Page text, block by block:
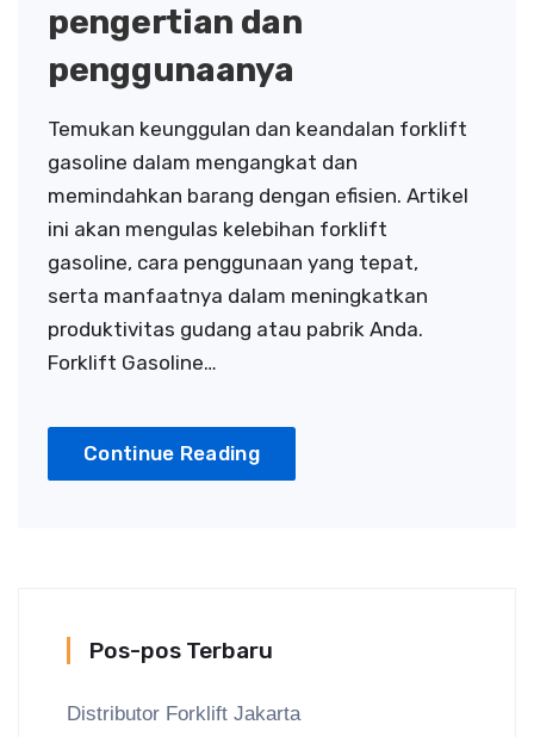
pengertian dan
penggunaanya
Temukan keunggulan dan keandalan forklift
gasoline dalam mengangkat dan
memindahkan barang dengan efisien. Artikel
ini akan mengulas kelebihan forklift
gasoline, cara penggunaan yang tepat,
serta manfaatnya dalam meningkatkan
produktivitas gudang atau pabrik Anda.
Forklift Gasoline…
Continue Reading
Pos-pos Terbaru
Distributor Forklift Jakarta